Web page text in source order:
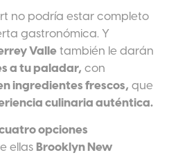
no podría estar completo
gastronómica. Y
Valle también le darán
a tu paladar, con
ingredientes frescos, que
culinaria auténtica.
opciones
ellas Brooklyn New